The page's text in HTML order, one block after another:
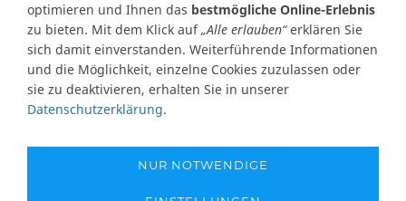
Kontakt Ersatzteile-AnfrageZahlungsartenVersand
WiderrufsrechtWiderrufsformularAGB Datenschutz
ImpressumIhre Cookie Einstellungen
Abbildungen können von Originalware abweichen! Angabe von
technischen Daten und Lieferzeit unter Vorbehalt.
abweichen!
optimieren und Ihnen das bestmögliche Online-Erlebnis
zu bieten. Mit dem Klick auf„Alle erlauben“erklären Sie
sich damit einverstanden. Weiterführende Informationen
und die Möglichkeit, einzelne Cookies zuzulassen oder
sie zu deaktivieren, erhalten Sie in unserer
Datenschutzerklärung.
NUR NOTWENDIGE